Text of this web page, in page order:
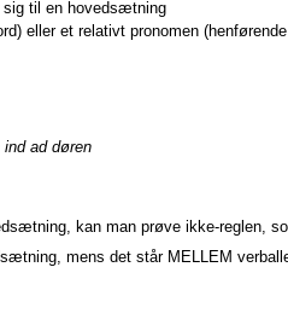
sig til en hovedsætning
eller et relativt pronomen
ad døren
kan man prøve ikke-reglen,
mens det står MELLEM